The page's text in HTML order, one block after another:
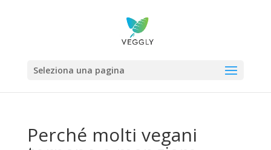
Seleziona una pagina
Perché molti vegani